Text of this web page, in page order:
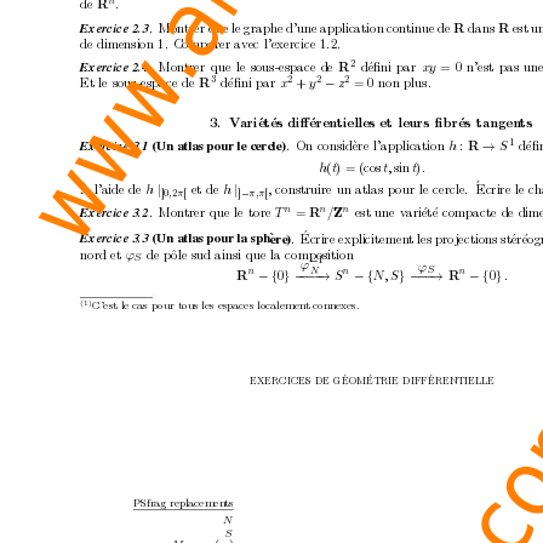
de R .
Exercice 2.3. Montrer que le graphe d’une application continue de Rdans R est
de dimension 1. Comparer avec l’exercice 1.2.
Exercice 2.4. Montrer que le sous-espace de R2 d´
eﬁni par xy = 0 n’est pas
Et le sous-espace de R3 d´
eﬁni par x2 +y2 − z2 = 0 non plus.
3. Vari´et´
es diﬀ´erentielles et leurs ﬁbr´es tangents
Exercice 3.1 (Un atlas pour le cercle). On consid`ere l’application h : R→S 1 d´
h(t) = (cos t, sin t)
`
A l’aide de h | ]0,2π et de h | −π ,π , construire un atlas pour le cercle. ´Ecrire le c
Exercice 3.2 . Montrer que le tore Tn =Rn /Zn est une vari´
et´e compacte de
Exercice 3.3 (Un atlas pour la sph`
ere) .´
Ecrire explicitement les projections st´
er´
nord et ϕS de pˆole sud ainsi que la composition
R n − {0}
ϕ−1
N
−−−−→ Sn − {N, S}
ϕS
−−−→ Rn − {0} .
(1) C’est le cas pour tous les espaces localement connexes.
EXERCICES DE G´
EOM´
ETRIE DIFF´
PSfrag replacements
N
S